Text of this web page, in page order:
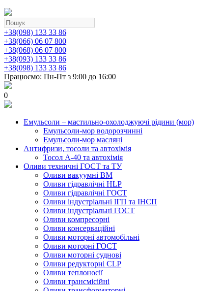
+38(098) 133 33 86
+38(066) 06 07 800
+38(068) 06 07 800
+38(093) 133 33 86
+38(098) 133 33 86
Працюємо: Пн-Пт з 9:00 до 16:00
0
Емульсоли – мастильно-охолоджуючі рідини (мор)
Емульсоли-мор водорозчинні
Емульсоли-мор масляні
Антифризи, тосоли та автохімія
Тосол А-40 та автохімія
Оливи техничні ГОСТ та ТУ
Оливи вакуумні ВМ
Оливи гідравлічні HLP
Оливи гідравлічні ГОСТ
Оливи індустріальні ІГП та ІНСП
Оливи індустріальні ГОСТ
Оливи компресорні
Оливи консерваційні
Оливи моторні автомобільні
Оливи моторні ГОСТ
Оливи моторні суднові
Оливи редукторні CLP
Оливи теплоносії
Оливи трансмісійні